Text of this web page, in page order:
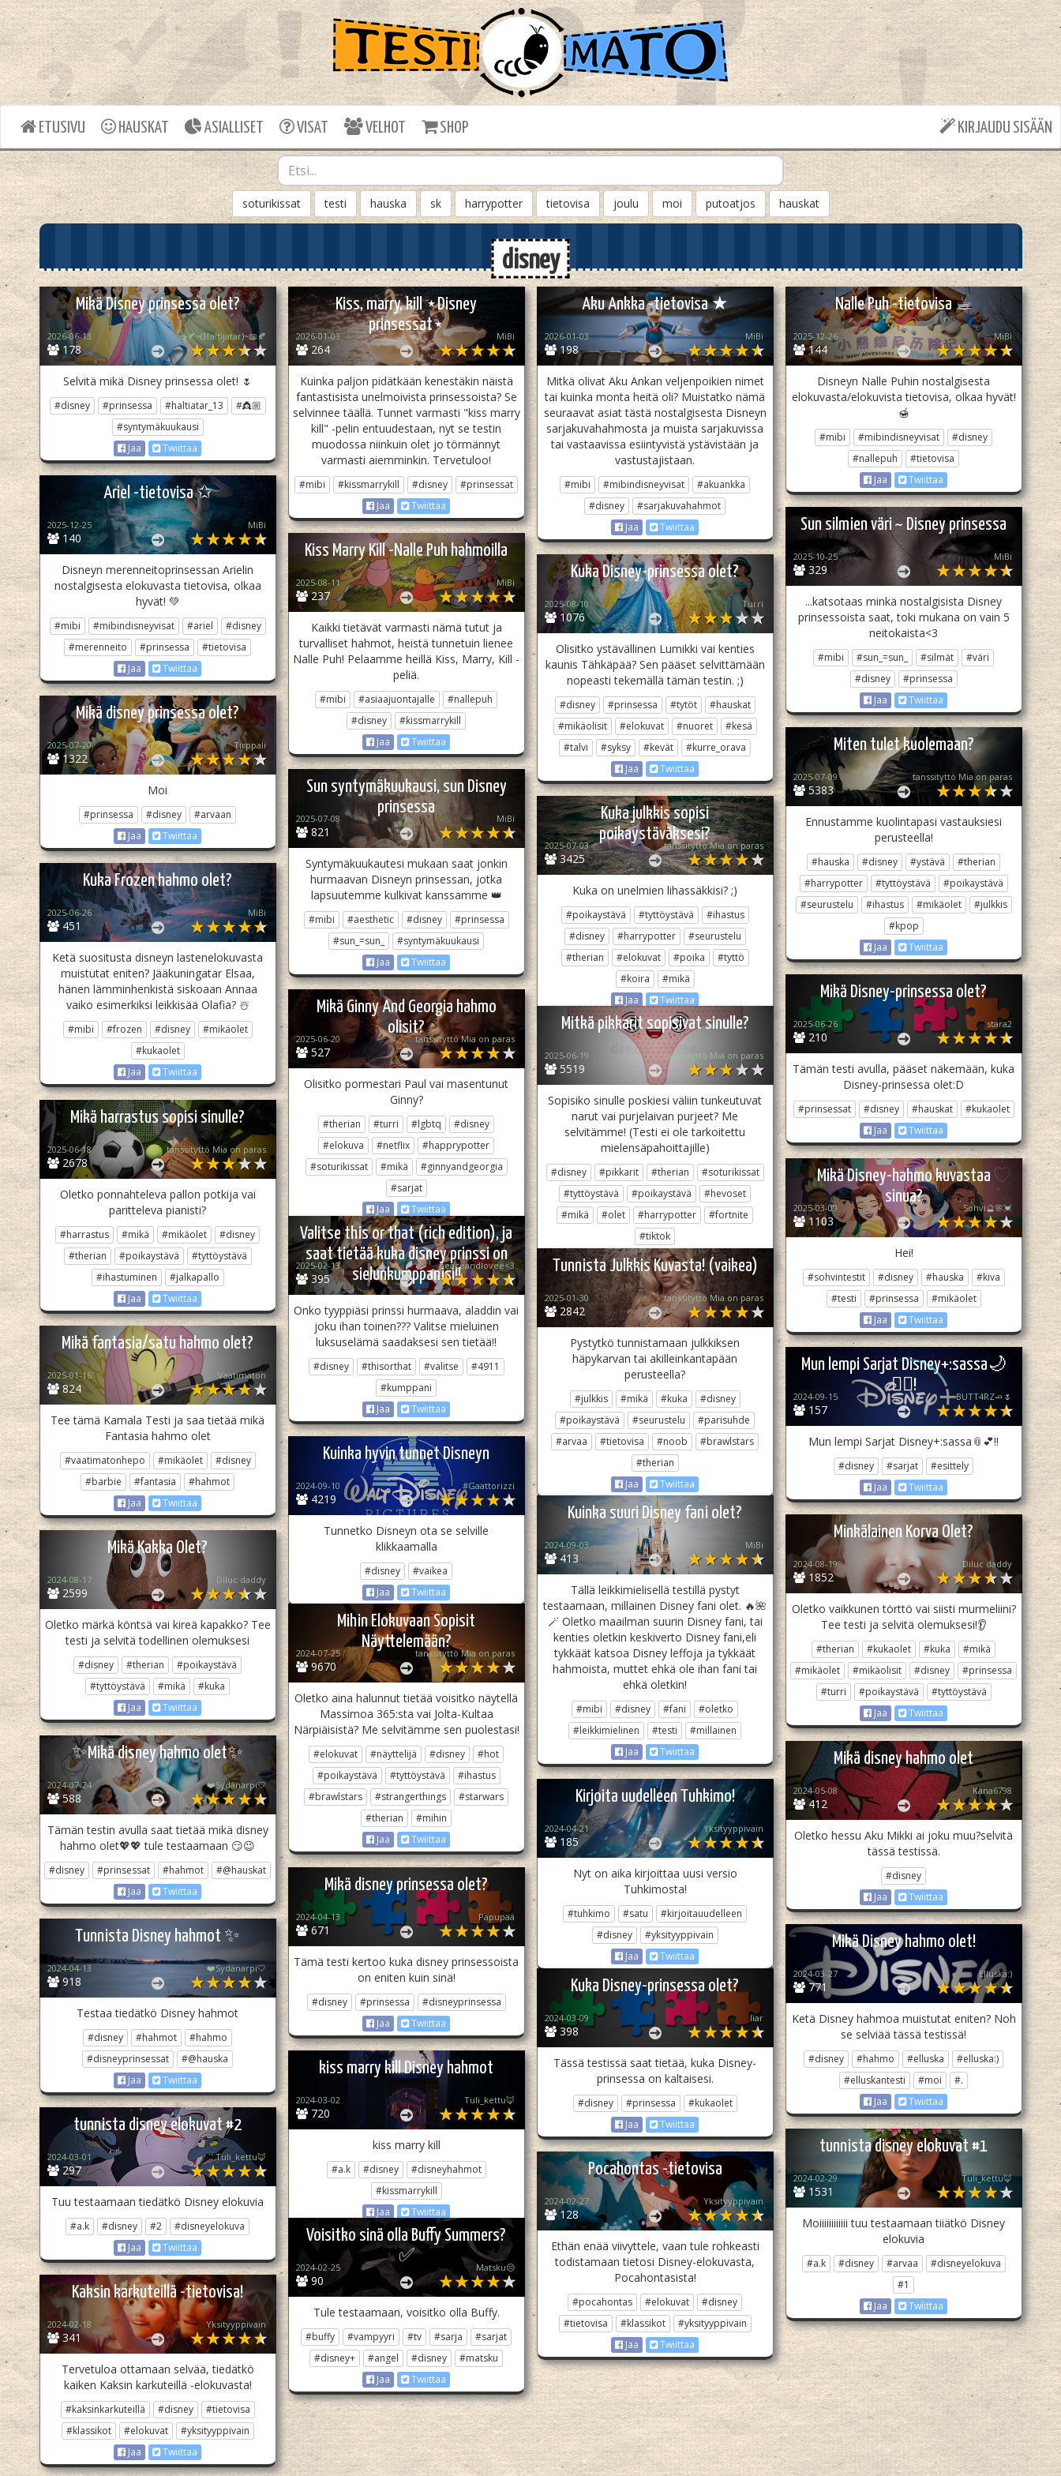
ETUSIVU HAUSKAT ASIALLISET VISAT VELHOT SHOP KIRJAUDU SISÄÄN
soturikissat testi hauska sk harrypotter tietovisa joulu moi putoatjos hauskat
disney
Mikä Disney prinsessa olet?
178
2026-06-13 ☕🪶~(ℍaltijatar)~📖🍂
Selvitä mikä Disney prinsessa olet! 🌷
#disney #prinsessa #haltiatar_13
#👸🏼
#syntymäkuukausi
Jaa
Twiittaa
Kiss, marry, kill ⋆Disney
prinsessat⋆
264
2026-01-03 MiBi
Kuinka paljon pidätkään kenestäkin näistä
fantastisista unelmoivista prinsessoista? Se
selvinnee täällä. Tunnet varmasti "kiss marry
kill" -pelin entuudestaan, nyt se testin
muodossa niinkuin olet jo törmännyt
varmasti aiemminkin. Tervetuloo!
#mibi #kissmarrykill #disney
#prinsessat
Jaa
Twiittaa
Aku Ankka -tietovisa ★
198
2026-01-03 MiBi
Mitkä olivat Aku Ankan veljenpoikien nimet
tai kuinka monta heitä oli? Muistatko nämä
seuraavat asiat tästä nostalgisesta Disneyn
sarjakuvahahmosta ja muista sarjakuvissa
tai vastaavissa esiintyvistä ystävistään ja
vastustajistaan.
#mibi #mibindisneyvisat
#akuankka
#disney
#sarjakuvahahmot
Jaa
Twiittaa
Nalle Puh -tietovisa ☕︎
144
2025-12-26 MiBi
Disneyn Nalle Puhin nostalgisesta
elokuvasta/elokuvista tietovisa, olkaa hyvät!
🍯
#mibi #mibindisneyvisat
#disney
#nallepuh
#tietovisa
Jaa
Twiittaa
Ariel -tietovisa ✩
140
2025-12-25 MiBi
Disneyn merenneitoprinsessan Arielin
nostalgisesta elokuvasta tietovisa, olkaa
hyvät! 💚
#mibi #mibindisneyvisat #ariel
#disney
#merenneito
#prinsessa
#tietovisa
Jaa
Twiittaa
Sun silmien väri ~ Disney prinsessa
329
2025-10-25 MiBi
...katsotaas minkä nostalgisista Disney
prinsessoista saat, toki mukana on vain 5
neitokaista<3
#mibi #sun_=sun_ #silmät
#väri
#disney
#prinsessa
Jaa
Twiittaa
Kiss Marry Kill -Nalle Puh hahmoilla
237
2025-08-11 MiBi
Kaikki tietävät varmasti nämä tutut ja
turvalliset hahmot, heistä tunnetuin lienee
Nalle Puh! Pelaamme heillä Kiss, Marry, Kill -
peliä.
#mibi #asiaajuontajalle
#nallepuh
#disney
#kissmarrykill
Jaa
Twiittaa
Kuka Disney-prinsessa olet?
1076
2025-08-10 Turri
Olisitko ystävällinen Lumikki vai kenties
kaunis Tähkäpää? Sen pääset selvittämään
nopeasti tekemällä tämän testin. ;)
#disney #prinsessa #tytöt
#hauskat
#mikäolisit
#elokuvat #nuoret
#kesä
#talvi
#syksy #kevät
#kurre_orava
Jaa
Twiittaa
Mikä disney prinsessa olet?
1322
2025-07-20 Tirppali
Moi
#prinsessa #disney
#arvaan
Jaa
Twiittaa
Miten tulet kuolemaan?
5383
2025-07-09 tanssityttö Mia on paras
Ennustamme kuolintapasi vastauksiesi
perusteella!
#hauska #disney #ystävä
#therian
#harrypotter
#tyttöystävä
#poikaystävä
#seurustelu
#ihastus #mikäolet
#julkkis
#kpop
Jaa
Twiittaa
Sun syntymäkuukausi, sun Disney
prinsessa
821
2025-07-08 MiBi
Syntymäkuukautesi mukaan saat jonkin
hurmaavan Disneyn prinsessan, jotka
lapsuutemme kulkivat kanssamme 👑
#mibi #aesthetic #disney
#prinsessa
#sun_=sun_
#syntymäkuukausi
Jaa
Twiittaa
Kuka julkkis sopisi
poikaystäväksesi?
3425
2025-07-03 tanssityttö Mia on paras
Kuka on unelmien lihassäkkisi? ;)
#poikaystävä #tyttöystävä
#ihastus
#disney
#harrypotter
#seurustelu
#therian
#elokuvat #poika
#tyttö
#koira
#mikä
Jaa
Twiittaa
Kuka Frozen hahmo olet?
451
2025-06-26 MiBi
Ketä suositusta disneyn lastenelokuvasta
muistutat eniten? Jääkuningatar Elsaa,
hänen lämminhenkistä siskoaan Annaa
vaiko esimerkiksi leikkisää Olafia? ☃️
#mibi #frozen #disney
#mikäolet
#kukaolet
Jaa
Twiittaa
Mikä Disney-prinsessa olet?
210
2025-06-26 stara2
Tämän testi avulla, pääset näkemään, kuka
Disney-prinsessa olet:D
#prinsessat #disney #hauskat
#kukaolet
Jaa
Twiittaa
Mikä Ginny And Georgia hahmo
olisit?
527
2025-06-20 tanssityttö Mia on paras
Olisitko pormestari Paul vai masentunut
Ginny?
#therian #turri #lgbtq
#disney
#elokuva
#netflix
#happrypotter
#soturikissat
#mikä
#ginnyandgeorgia
#sarjat
Jaa
Twiittaa
Mitkä pikkarit sopisivat sinulle?
5519
2025-06-19 tanssityttö Mia on paras
Sopisiko sinulle poskiesi väliin tunkeutuvat
narut vai purjelaivan purjeet? Me
selvitämme! (Testi ei ole tarkoitettu
mielensäpahoittajille)
#disney #pikkarit #therian
#soturikissat
#tyttöystävä
#poikaystävä
#hevoset
#mikä
#olet #harrypotter
#fortnite
#tiktok
Jaa
Twiittaa
Mikä harrastus sopisi sinulle?
2678
2025-06-18 tanssityttö Mia on paras
Oletko ponnahteleva pallon potkija vai
paritteleva pianisti?
#harrastus #mikä #mikäolet
#disney
#therian
#poikaystävä
#tyttöystävä
#ihastuminen
#jalkapallo
Jaa
Twiittaa
Mikä Disney-hahmo kuvastaa
sinua?
1103
2025-03-09 Sohvi🔮🌸💓
Hei!
#sohvintestit #disney #hauska
#kiva
#testi
#prinsessa
#mikäolet
Jaa
Twiittaa
Valitse this or that (rich edition), ja
saat tietää kuka disney prinssi on
sielunkumppanisi!!
395
2025-02-13 peaceandlovee<3
Onko tyyppiäsi prinssi hurmaava, aladdin vai
joku ihan toinen??? Valitse mieluinen
luksuselämä saadaksesi sen tietää!!
#disney #thisorthat #valitse
#4911
#kumppani
Jaa
Twiittaa
Tunnista Julkkis Kuvasta! (vaikea)
2842
2025-01-30 tanssityttö Mia on paras
Pystytkö tunnistamaan julkkiksen
häpykarvan tai akilleinkantapään
perusteella?
#julkkis #mikä #kuka
#disney
#poikaystävä
#seurustelu
#parisuhde
#arvaa
#tietovisa #noob
#brawlstars
#therian
Jaa
Twiittaa
Mikä fantasia/satu hahmo olet?
824
2025-01-16 Vaatimaton
Tee tämä Kamala Testi ja saa tietää mikä
Fantasia hahmo olet
#vaatimatonhepo #mikäolet
#disney
#barbie
#fantasia
#hahmot
Jaa
Twiittaa
Mun lempi Sarjat Disney+:sassa🌙
🧚‍♀️!
157
2024-09-15 BUTT4RZ🧈🌷
Mun lempi Sarjat Disney+:sassa📎💕!!
#disney #sarjat
#esittely
Jaa
Twiittaa
Kuinka hyvin tunnet Disneyn
4219
2024-09-10 #Gaattorizzi
Tunnetko Disneyn ota se selville
klikkaamalla
#disney
#vaikea
Jaa
Twiittaa
Kuinka suuri Disney fani olet?
413
2024-09-03 MiBi
Tällä leikkimielisellä testillä pystyt
testaamaan, millainen Disney fani olet. 🔥🌺
🪄 Oletko maailman suurin Disney fani, tai
kenties oletkin keskiverto Disney fani,eli
tykkäät katsoa Disney leffoja ja tykkäät
hahmoista, muttet ehkä ole ihan fani tai
ehkä oletkin!
#mibi #disney #fani
#oletko
#leikkimielinen
#testi
#millainen
Jaa
Twiittaa
Minkälainen Korva Olet?
1852
2024-08-19 Diluc daddy
Oletko vaikkunen törttö vai siisti murmeliini?
Tee testi ja selvitä olemuksesi!👂
#therian #kukaolet #kuka
#mikä
#mikäolet
#mikäolisit #disney
#prinsessa
#turri
#poikaystävä
#tyttöystävä
Jaa
Twiittaa
Mikä Kakka Olet?
2599
2024-08-17 Diluc daddy
Oletko märkä köntsä vai kireä kapakko? Tee
testi ja selvitä todellinen olemuksesi
#disney #therian
#poikaystävä
#tyttöystävä
#mikä
#kuka
Jaa
Twiittaa
Mihin Elokuvaan Sopisit
Näyttelemään?
9670
2024-07-25 tanssityttö Mia on paras
Oletko aina halunnut tietää voisitko näytellä
Massimoa 365:sta vai Jolta-Kultaa
Närpiäisistä? Me selvitämme sen puolestasi!
#elokuvat #näyttelijä #disney
#hot
#poikaystävä
#tyttöystävä
#ihastus
#brawlstars
#strangerthings
#starwars
#therian
#mihin
Jaa
Twiittaa
✨Mikä disney hahmo olet✨
588
2024-07-24 ❤️Sydänarpi🤍
Tämän testin avulla saat tietää mikä disney
hahmo olet💖💖 tule testaamaan 😏😉
#disney #prinsessat #hahmot
#@hauskat
Jaa
Twiittaa
Mikä disney hahmo olet
412
2024-05-08 Kana6798
Oletko hessu Aku Mikki ai joku muu?selvitä
tässä testissä.
#disney
Jaa
Twiittaa
Kirjoita uudelleen Tuhkimo!
185
2024-04-21 Yksityyppivain
Nyt on aika kirjoittaa uusi versio
Tuhkimosta!
#tuhkimo #satu
#kirjoitauudelleen
#disney
#yksityyppivain
Jaa
Twiittaa
Mikä disney prinsessa olet?
671
2024-04-13 Papupää
Tämä testi kertoo kuka disney prinsessoista
on eniten kuin sinä!
#disney #prinsessa
#disneyprinsessa
Jaa
Twiittaa
Tunnista Disney hahmot ✨
918
2024-04-13 ❤️Sydänarpi🤍
Testaa tiedätkö Disney hahmot
#disney #hahmot
#hahmo
#disneyprinsessat
#@hauska
Jaa
Twiittaa
Mikä Disney hahmo olet!
771
2024-03-27 Elluska:)
Ketä Disney hahmoa muistutat eniten? Noh
se selviää tässä testissä!
#disney #hahmo #elluska
#elluska:)
#elluskantesti
#moi
#.
Jaa
Twiittaa
Kuka Disney-prinsessa olet?
398
2024-03-09 liar
Tässä testissä saat tietää, kuka Disney-
prinsessa on kaltaisesi.
#disney #prinsessa
#kukaolet
Jaa
Twiittaa
kiss marry kill Disney hahmot
720
2024-03-02 Tuli_kettu🦊
kiss marry kill
#a.k #disney
#disneyhahmot
#kissmarrykill
Jaa
Twiittaa
tunnista disney elokuvat #2
297
2024-03-01 Tuli_kettu🦊
Tuu testaamaan tiedätkö Disney elokuvia
#a.k #disney #2
#disneyelokuva
Jaa
Twiittaa
tunnista disney elokuvat #1
1531
2024-02-29 Tuli_kettu🦊
Moiiiiiiiiiiii tuu testaamaan tiiätkö Disney
elokuvia
#a.k #disney #arvaa
#disneyelokuva
#1
Jaa
Twiittaa
Pocahontas -tietovisa
128
2024-02-27 Yksityyppivain
Ethän enää viivyttele, vaan tule rohkeasti
todistamaan tietosi Disney-elokuvasta,
Pocahontasista!
#pocahontas #elokuvat
#disney
#tietovisa
#klassikot
#yksityyppivain
Jaa
Twiittaa
Voisitko sinä olla Buffy Summers?
✅
90
2024-02-25 Matsku😒
Tule testaamaan, voisitko olla Buffy.
#buffy #vampyyri #tv #sarja
#sarjat
#disney+
#angel #disney
#matsku
Jaa
Twiittaa
Kaksin karkuteillä -tietovisa!
341
2024-02-18 Yksityyppivain
Tervetuloa ottamaan selvää, tiedätkö
kaiken Kaksin karkuteillä -elokuvasta!
#kaksinkarkuteillä #disney
#tietovisa
#klassikot
#elokuvat
#yksityyppivain
Jaa
Twiittaa